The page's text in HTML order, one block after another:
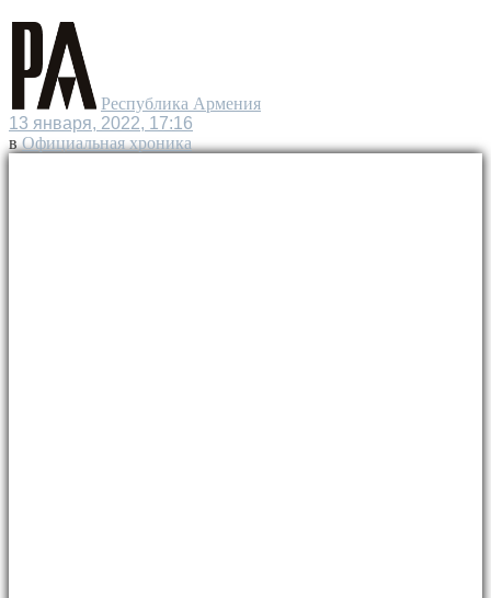
Республика Армения
13 января, 2022, 17:16
в Официальная хроника